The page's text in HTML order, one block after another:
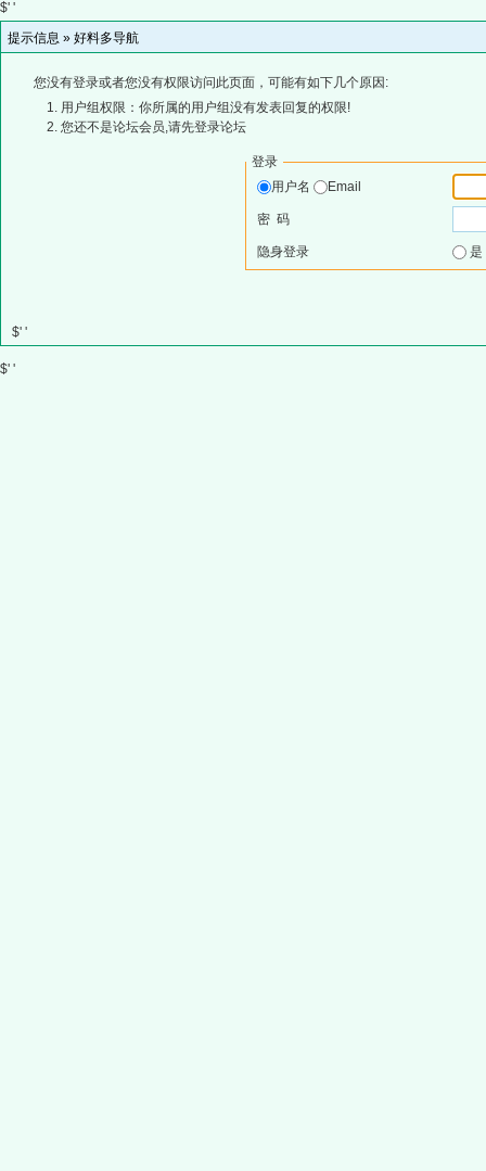
$' '
提示信息 » 好料多导航
您没有登录或者您没有权限访问此页面，可能有如下几个原因:
用户组权限：你所属的用户组没有发表回复的权限!
您还不是论坛会员,请先登录论坛
登录
用户名
Email
密 码
隐身登录
$' '
$' '